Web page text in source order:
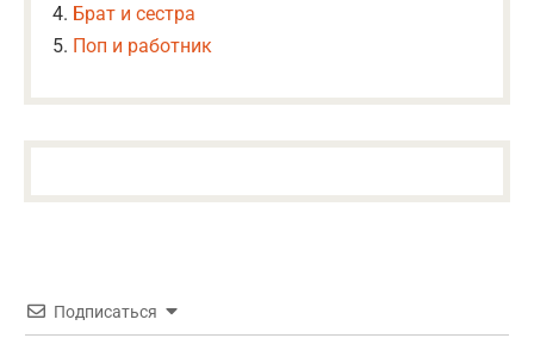
Брат и сестра
Поп и работник
Подписаться